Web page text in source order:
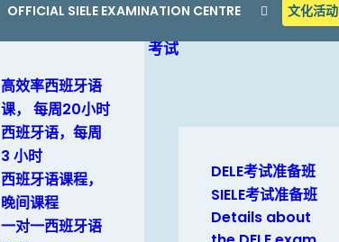
OFFICIAL SIELE EXAMINATION CENTRE 文化活动
高效率西班牙语
课， 每周20小时
西班牙语，每周
3 小时
西班牙语课程，
晚间课程
一对一西班牙语
考试
DELE考试准备班
SIELE考试准备班
Details about